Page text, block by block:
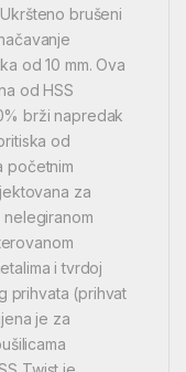
brušeni
od 10 mm. Ova
od HSS
brži napredak
od
početnim
za
i tvrdoj
prihvata (prihvat
je za